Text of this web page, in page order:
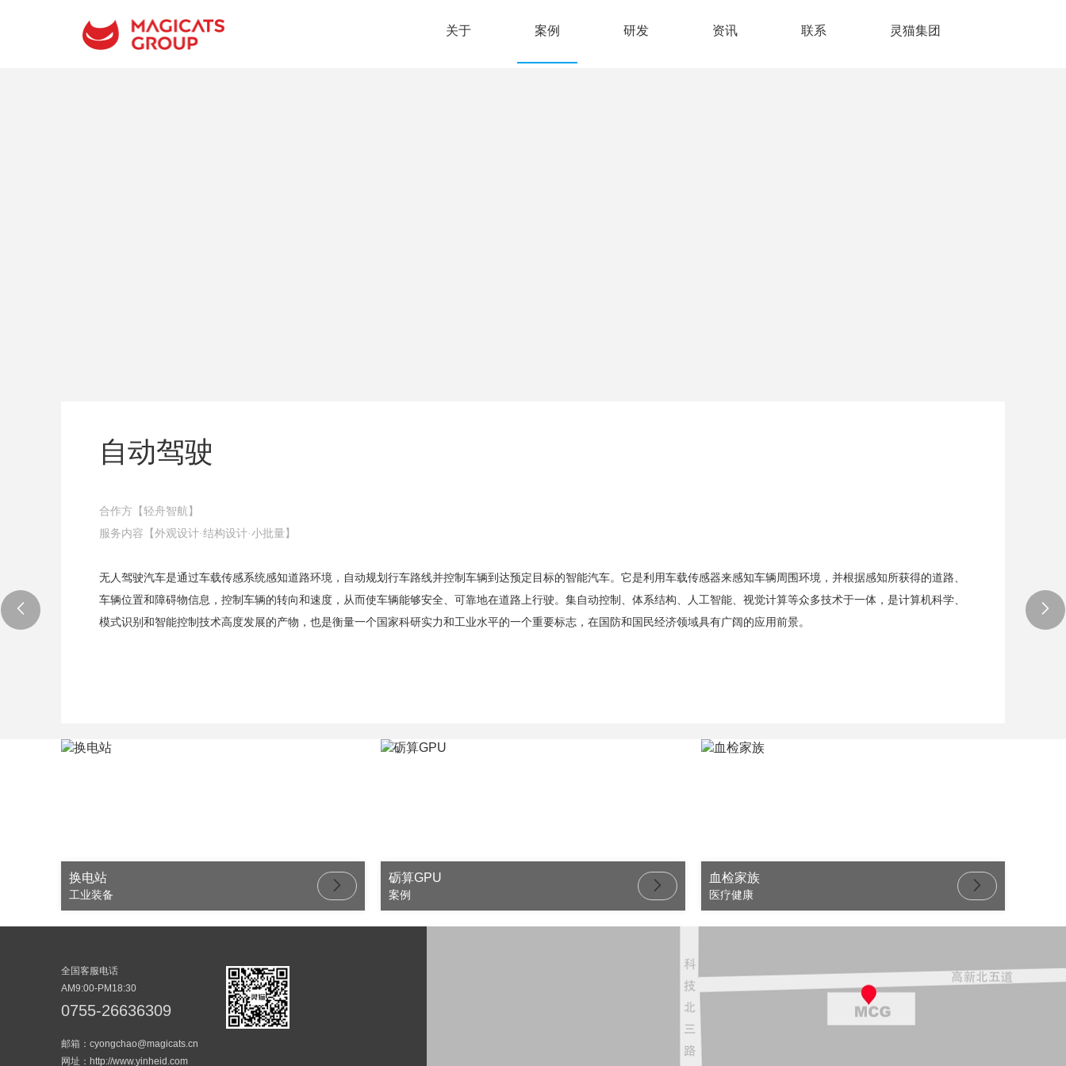
关于 案例 研发 资讯 联系 灵猫集团
自动驾驶
合作方【轻舟智航】
服务内容【外观设计·结构设计·小批量】
无人驾驶汽车是通过车载传感系统感知道路环境，自动规划行车路线并控制车辆到达预定目标的智能汽车。 它是利用车载传感器来感知车辆周围环境，并根据感知所获得的道路、
车辆位置和障碍物信息，控制车辆的转向和速度，从而使车辆能够安全、可靠地在道路上行驶。 集自动控制、体系结构、人工智能、视觉计算等众多技术于一体，是计算机科学、
模式识别和 智能控制技术高度发展的产物，也是衡量一个国家科研实力和工业水平的一个重要标志，在国防和国民经济领域具有广阔的应用前景。
换电站
工业装备
砺算GPU
案例
血检家族
医疗健康
全国客服电话
AM9:00-PM18:30
0755-26636309
邮箱：cyongchao@magicats.cn
网址：http://www.yinheid.com